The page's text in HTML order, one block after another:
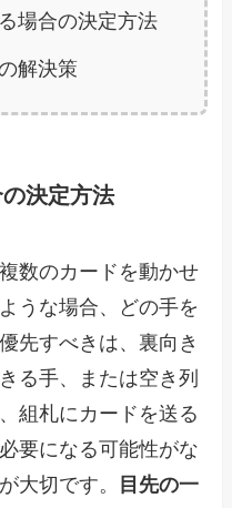
場合の決定方法
解決策
決定方法
数のカードを動かせ
うな場合、どの手を
先すべきは、裏向き
る手、または空き列
組札にカードを送る
要になる可能性がな
大切です。
目先の一